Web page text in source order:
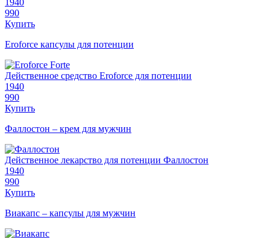
990
Купить
Eroforce капсулы для потенции
Действенное средство Eroforce для потенции
1940
990
Купить
Фаллостон – крем для мужчин
Действенное лекарство для потенции Фаллостон
1940
990
Купить
Виакапс – капсулы для мужчин